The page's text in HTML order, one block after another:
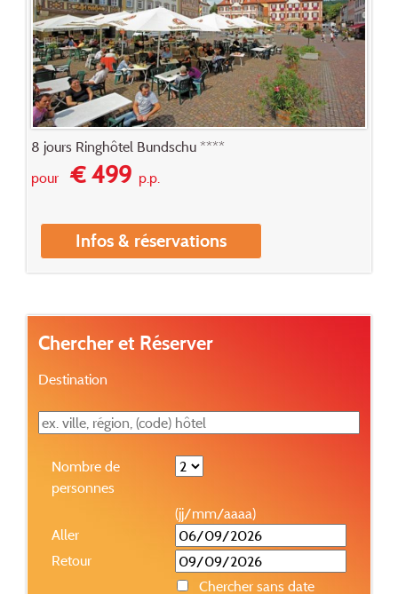
8 jours Ringhôtel Bundschu ****
pour€ 499p.p.
Infos & réservations
Chercher et Réserver
Destination
Nombre de
personnes
(jj/mm/aaaa)
Aller
Retour
Chercher sans date